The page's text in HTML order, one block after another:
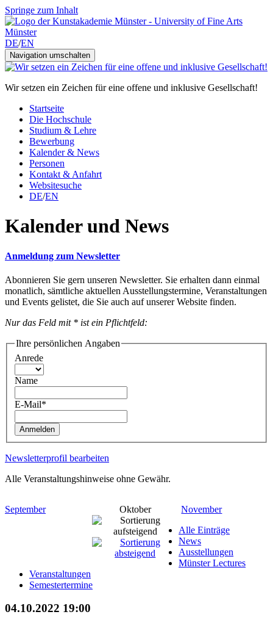
Springe zum Inhalt
DE/EN
Navigation umschalten
Wir setzen ein Zeichen für eine offene und inklusive Gesellschaft!
Startseite
Die Hochschule
Studium & Lehre
Bewerbung
Kalender & News
Personen
Kontakt & Anfahrt
Websitesuche
DE/EN
Kalender und News
Anmeldung zum Newsletter
Abonnieren Sie gern unseren Newsletter. Sie erhalten dann einmal
monatlich, sämtliche aktuellen Ausstellungstermine, Veranstaltungen
und Events gelistet, die Sie auch auf unserer Website finden.
Nur das Feld mit * ist ein Pflichtfeld:
Ihre persönlichen Angaben
Anrede
Name
E-Mail*
Anmelden
Newsletterprofil bearbeiten
Alle Veranstaltungshinweise ohne Gewähr.
September Oktober
November
Alle Einträge
News
Ausstellungen
Münster Lectures
Veranstaltungen
Semestertermine
04.10.2022 19:00